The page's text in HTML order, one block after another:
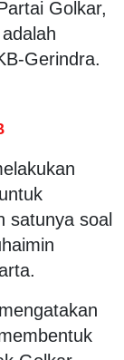
Golkar,
Gerindra.
satunya soal